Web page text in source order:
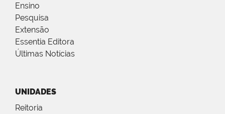
Ensino
Pesquisa
Extensão
Essentia Editora
Últimas Notícias
UNIDADES
Reitoria